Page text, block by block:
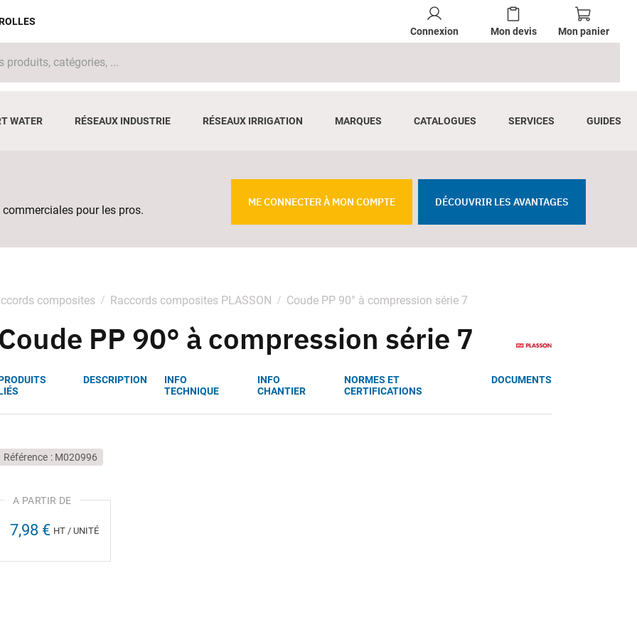
Connexion Mon devis Mon panier
WATER RÉSEAUX INDUSTRIE RÉSEAUX IRRIGATION MARQUES CATALOGUES SERVICES GUIDES
pour les pros.
ME CONNECTER À MON COMPTE DÉCOUVRIR LES AVANTAGES
composites Raccords composites PLASSON Coude PP 90° à compression série 7
Coude PP 90° à compression série 7
DESCRIPTION
INFO
TECHNIQUE
INFO
CHANTIER
NORMES ET
CERTIFICATIONS
DOCUMENTS
Référence M020996
7,98 € HT / UNITÉ